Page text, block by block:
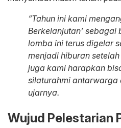
“Tahun ini kami
Berkelanjutan’
lomba ini terus digelar
menjadi hiburan
juga kami harapkan
silaturahmi antarwarga
ujarnya.
Wujud Pelestarian